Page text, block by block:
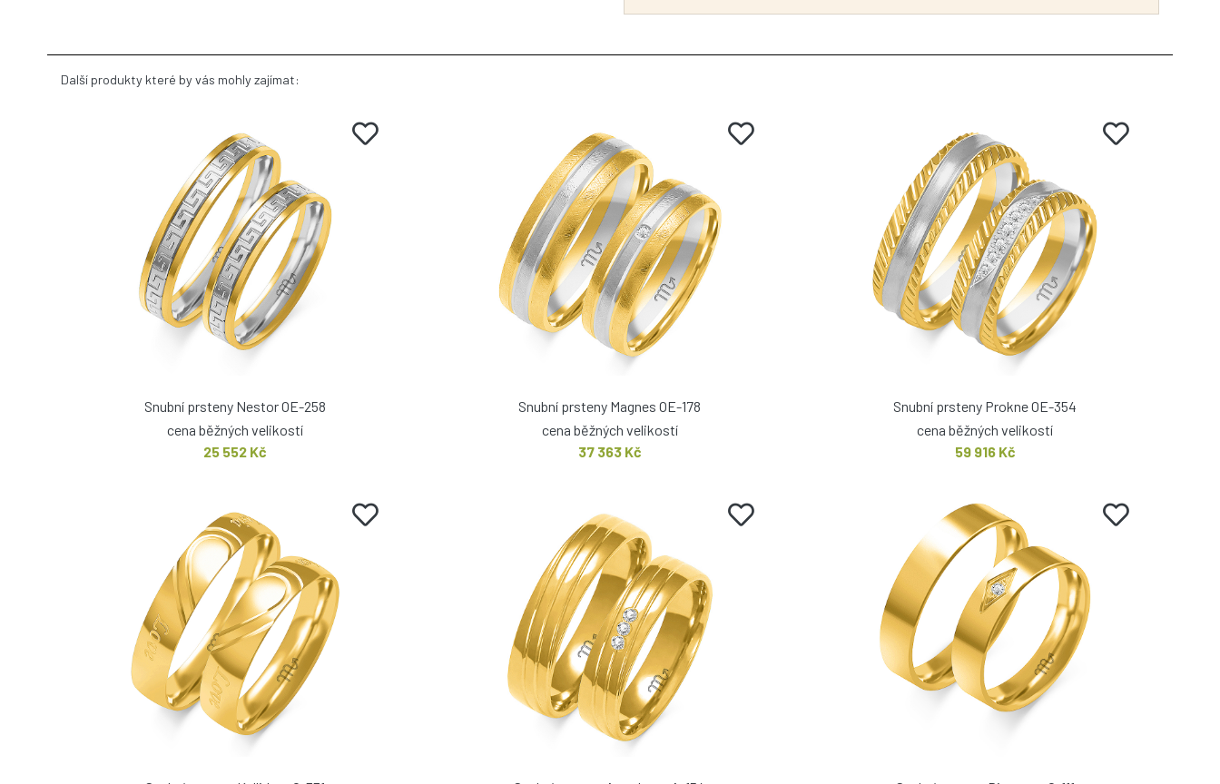
Další produkty které by vás mohly zajímat:
Snubní prsteny Nestor OE-258
cena běžných velikostí
25 552 Kč
Snubní prsteny Magnes OE-178
cena běžných velikostí
37 363 Kč
Snubní prsteny Prokne OE-354
cena běžných velikostí
59 916 Kč